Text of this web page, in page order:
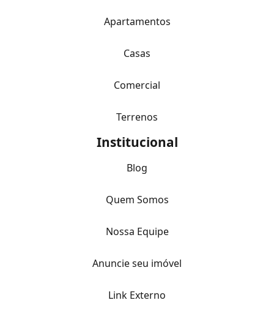
Apartamentos
Casas
Comercial
Terrenos
Institucional
Blog
Quem Somos
Nossa Equipe
Anuncie seu imóvel
Link Externo